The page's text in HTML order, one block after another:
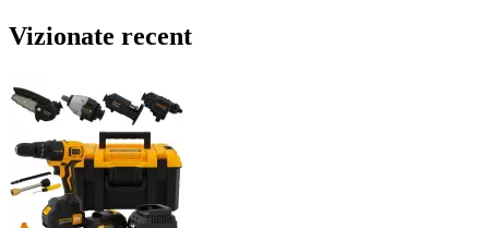
Vizionate recent